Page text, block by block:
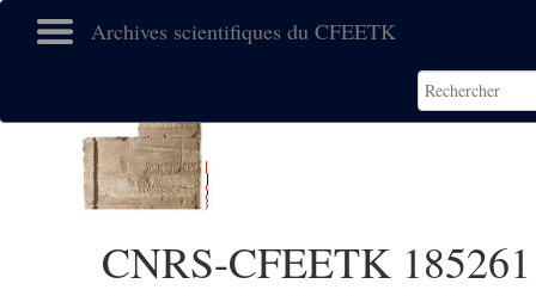
Archives scientifiques du CFEETK
CNRS-CFEETK 185261